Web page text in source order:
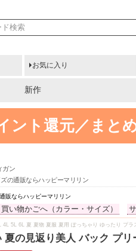
お気に入り
新作
ント還元／まと
ガン
の通販ならハッピーマリリン
販ならハッピーマリリン
買い物かごへ（カラー・サイズ）
4L 5L 6L 夏 夏物 夏服 夏用 ぽっちゃり ゆったり プ
夏の見返り美人 バック プ